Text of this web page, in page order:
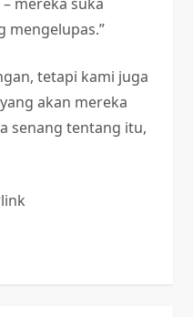
mengelupas.”
tetapi kami juga
akan mereka
senang tentang itu,